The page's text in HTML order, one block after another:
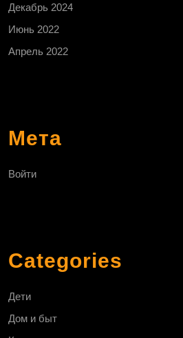
Декабрь 2024
Июнь 2022
Апрель 2022
Мета
Войти
Categories
Дети
Дом и быт